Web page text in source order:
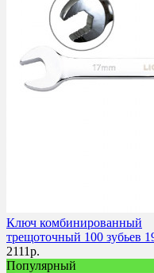
Ключ комбинированный
трещоточный 100 зубьев
2111р.
Популярный